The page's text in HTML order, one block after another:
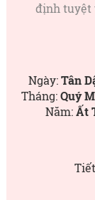
định tuyệt
Ngày:Tân
Tháng:Quý
Năm:Ất